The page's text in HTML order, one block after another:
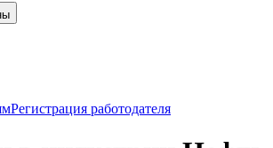
Регистрация работодателя